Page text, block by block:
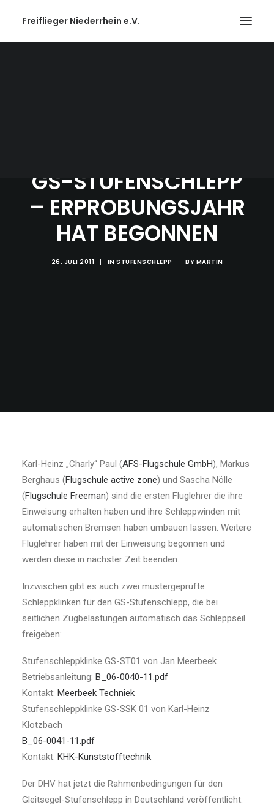
Freiflieger Niederrhein e.V.
GS-STUFENSCHLEPP
– ERPROBUNGSJAHR
HAT BEGONNEN
26. JULI 2011 | IN STUFENSCHLEPP | BY MARTIN
Karl-Heinz „Charly“ Paul (AFS-Flugschule GmbH), Markus
Berghaus (Flugschule active zone) und Sascha Nölle
(Flugschule Freeman) sind die ersten Fluglehrer die ihre
Einweisung erhalten haben und ihre Schleppwinden mit
automatischen Bremsen haben umbauen lassen. Weitere
Fluglehrer haben mit der Einweisung begonnen und
werden diese in nächster Zeit beenden.
Inzwischen gibt es auch zwei mustergeprüfte
Schleppklinken für den GS-Stufenschlepp, die bei
seitlichen Zugbelastungen automatisch das Schleppseil
freigeben:
Stufenschleppklinke GS-ST01 von Jan Meerbeek
Betriebsanleitung: B_06-0040-11.pdf
Kontakt: Meerbeek Techniek
Stufenschleppklinke GS-SSK 01 von Karl-Heinz
Klotzbach
B_06-0041-11.pdf
Kontakt: KHK-Kunststofftechnik
Der DHV hat jetzt die Rahmenbedingungen für den
Gleitsegel-Stufenschlepp in Deutschland veröffentlicht: